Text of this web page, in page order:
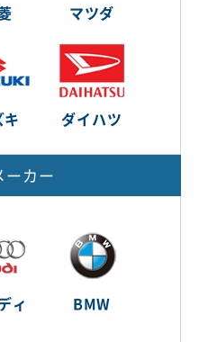
マツダ
キ ダイハツ
ーカー
ィ BMW